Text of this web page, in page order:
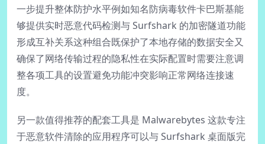
一步提升整体防护水平例如知名防病毒软件卡巴斯基能
够提供实时恶意代码检测与 Surfshark 的加密隧道功能
形成互补关系这种组合既保护了本地存储的数据安全又
确保了网络传输过程的隐私性在实际配置时需要注意调
整各项工具的设置避免功能冲突影响正常网络连接速
度。
另一款值得推荐的配套工具是 Malwarebytes 这款专注
于恶意软件清除的应用程序可以与 Surfshark 桌面版完